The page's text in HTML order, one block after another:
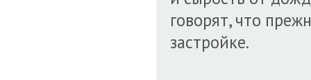
говорят, что
застройке.